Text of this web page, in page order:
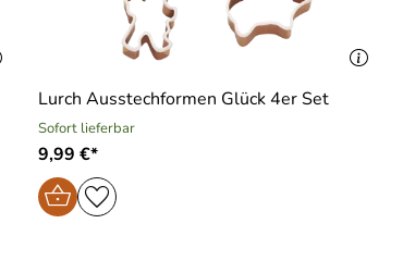
Lurch Ausstechformen Glück 4er Set
Sofort lieferbar
9,99 €*